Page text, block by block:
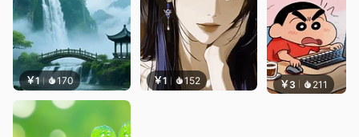
￥1 170 ￥1 152 ￥3 211 渔小小